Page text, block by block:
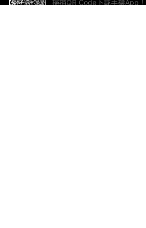
掃描QR Code下載手機App！